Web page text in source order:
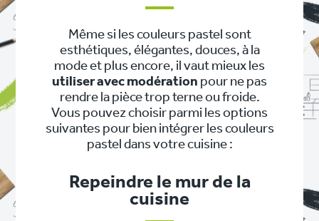
Même si les couleurs pastel sont
esthétiques, élégantes, douces, à la
mode et plus encore, il vaut mieux les
utiliser avec modération pour ne pas
rendre la pièce trop terne ou froide.
Vous pouvez choisir parmi les options
suivantes pour bien intégrer les couleurs
pastel dans votre cuisine :
Repeindre le mur de la
cuisine